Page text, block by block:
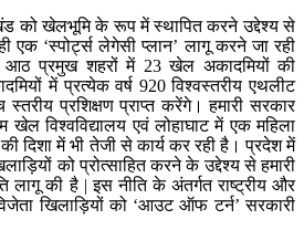
को खेलभूमि के रूप में स्थापित करने उद्देश्य से
एक ‘स्पोर्ट्स लेगेसी प्लान’ लागू करने जा रही
प्रमुख शहरों में 23 खेल अकादमियों की
में प्रत्येक वर्ष 920 विश्वस्तरीय एथलीट
प्रशिक्षण प्राप्त करेंगे। हमारी सरकार
खेल विश्वविद्यालय एवं लोहाघाट में एक महिला
दिशा में भी तेजी से कार्य कर रही है। प्रदेश में
को प्रोत्साहित करने के उद्देश्य से हमारी
की है | इस नीति के अंतर्गत राष्ट्रीय और
खिलाड़ियों को ‘आउट ऑफ टर्न’ सरकारी